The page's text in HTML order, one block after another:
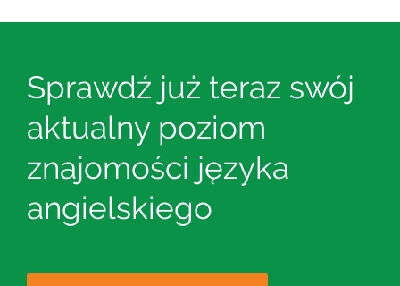
Sprawdź już teraz swój
aktualny poziom
znajomości języka
angielskiego